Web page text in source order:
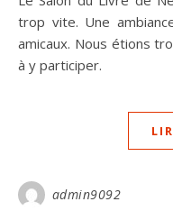
trop vite. Une
amicaux. Nous étions
à y participer.
admin9092